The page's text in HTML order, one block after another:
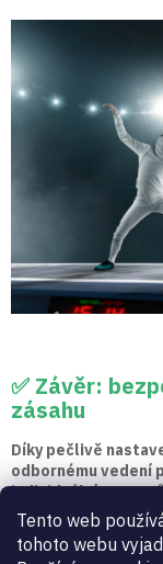
Tento web
tohoto webu
✅ Závěr:
zásahu
Díky pečlivě
odbornému vedení
individuálním
kolektivních
Přesto je nutné brát